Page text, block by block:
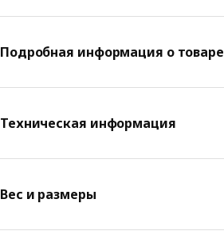
Подробная информация о товаре
Техническая информация
Вес и размеры